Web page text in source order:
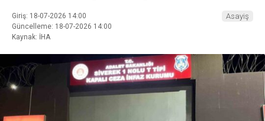
Giriş: 18-07-2026 14:00
Güncelleme: 18-07-2026 14:00
Kaynak: İHA
Asayiş